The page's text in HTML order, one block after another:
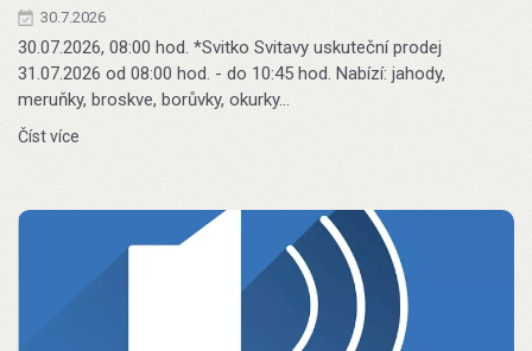
30.7.2026
30.07.2026, 08:00 hod. *Svitko Svitavy uskuteční prodej
31.07.2026 od 08:00 hod. - do 10:45 hod. Nabízí: jahody,
meruňky, broskve, borůvky, okurky…
Číst více